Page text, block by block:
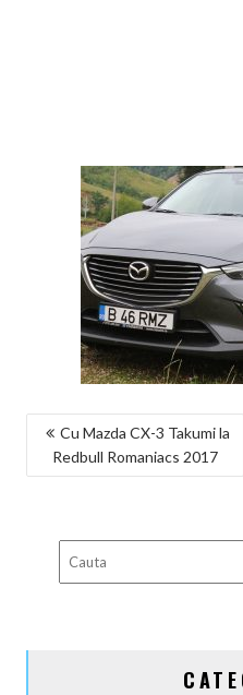
NAVIGARE
Cu Mazda CX-3 Takumi la
Redbull Romaniacs 2017